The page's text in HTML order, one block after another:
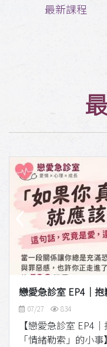
最新課程
戀愛急診室 EP4｜
07/27 834
【戀愛急診室 EP4
「情緒勒索」的小
‹